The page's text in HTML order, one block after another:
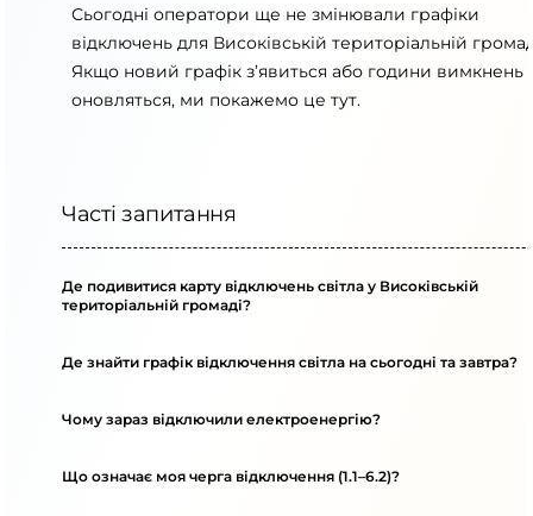
Сьогодні оператори ще не змінювали графіки
відключень для Високівській територіальній
Якщо новий графік з’явиться або години вимкнень
оновляться, ми покажемо це тут.
Часті запитання
Де подивитися карту відключень світла у Високівській
територіальній громаді?
Де знайти графік відключення світла на сьогодні та завтра?
Чому зараз відключили електроенергію?
Що означає моя черга відключення (1.1–6.2)?